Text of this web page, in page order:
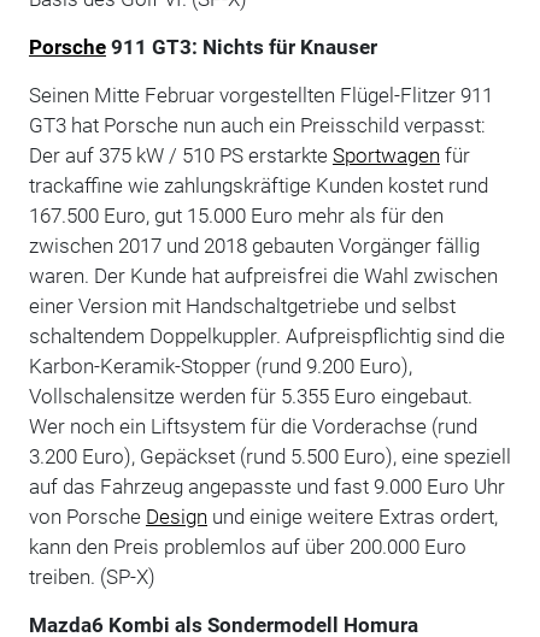
Porsche911 GT3: Nichts für Knauser
Seinen Mitte Februar vorgestellten Flügel-Flitzer 911
GT3 hat Porsche nun auch ein Preisschild verpasst:
Der auf 375 kW / 510 PS erstarkte Sportwagen für
trackaffine wie zahlungskräftige Kunden kostet rund
167.500 Euro, gut 15.000 Euro mehr als für den
zwischen 2017 und 2018 gebauten Vorgänger fällig
waren. Der Kunde hat aufpreisfrei die Wahl zwischen
einer Version mit Handschaltgetriebe und selbst
schaltendem Doppelkuppler. Aufpreispflichtig sind die
Karbon-Keramik-Stopper (rund 9.200 Euro),
Vollschalensitze werden für 5.355 Euro eingebaut.
Wer noch ein Liftsystem für die Vorderachse (rund
3.200 Euro), Gepäckset (rund 5.500 Euro), eine speziell
auf das Fahrzeug angepasste und fast 9.000 Euro Uhr
von Porsche Design und einige weitere Extras ordert,
kann den Preis problemlos auf über 200.000 Euro
treiben. (SP-X)
Mazda6 Kombi als Sondermodell Homura